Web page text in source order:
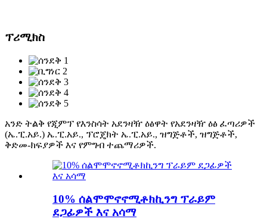
ፕሪሚክስ
አንድ ትልቅ የጂምፕ የእንስሳት አደንዛዥ ዕፅዋት የአደንዛዥ ዕፅ ፈጣሪዎች
(ኤ.ፒ.አይ.) ኤ.ፒ.አይ., ፕሮጄክት ኤ.ፒ.አይ., ዝግጅቶች, ዝግጅቶች,
ቅድመ-ክፍያዎች እና የምግብ ተጨማሪዎች.
10% ሰልሞሞኖኖሚቶክኪንግ ፕራይም
ደጋፊዎች እና አሳማ